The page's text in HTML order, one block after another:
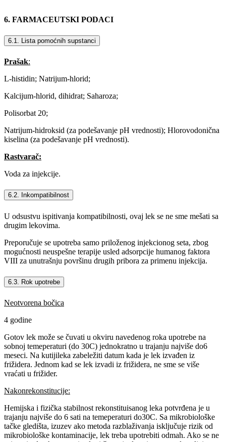
6. FARMACEUTSKI PODACI
6.1. Lista pomоćnih supstanci
Prašak:
L-histidin; Natrijum-hlorid;
Kalcijum-hlorid, dihidrat; Saharoza;
Polisorbat 20;
Natrijum-hidroksid (za podešavanje pH vrednosti); Hlorovodonična
kiselina (za podešavanje pH vrednosti).
Rastvarač:
Voda za injekcije.
6.2. Inkompatibilnost
U odsustvu ispitivanja kompatibilnosti, ovaj lek se ne sme mešati sa
drugim lekovima.
Preporučuje se upotreba samo priloženog injekcionog seta, zbog
mogućnosti neuspešne terapije usled adsorpcije humanog faktora
VIII za unutrašnju površinu drugih pribora za primenu injekcija.
6.3. Rok upotrebe
Neotvorena bočica
4 godine
Gotov lek može se čuvati u okviru navedenog roka upotrebe na
sobnoj temeperaturi (do 30C) jednokratno u trajanju najviše do6
meseci. Na kutijileka zabeležiti datum kada je lek izvađen iz
frižidera. Jednom kad se lek izvadi iz frižidera, ne sme se više
vraćati u frižider.
Nakonrekonstitucije:
Hemijska i fizička stabilnost rekonstituisanog leka potvrđena je u
trajanju najviše do 6 sati na temeperaturi do30C. Sa mikrobiološke
tačke gledišta, izuzev ako metoda razblaživanja isključuje rizik od
mikrobiološke kontaminacije, lek treba upotrebiti odmah. Ako se ne